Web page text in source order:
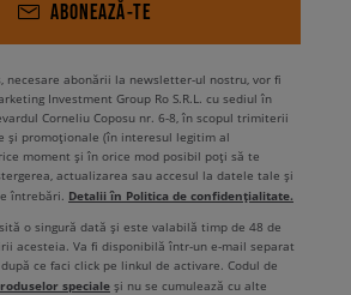
ABONEAZĂ-TE
necesare abonării la newsletter-ul nostru, vor fi
Investment Group Ro S.R.L. cu sediul în
Corneliu Coposu nr. 6-8, în scopul trimiterii
și promoționale (în interesul legitim al
moment și în orice mod posibil poți să te
actualizarea sau accesul la datele tale și
întrebări. Detalii în Politica de confidențialitate.
o singură dată și este valabilă timp de 48 de
acesteia. Va fi disponibilă într-un e-mail separat
ce faci click pe linkul de activare. Codul de
speciale și nu se cumulează cu alte